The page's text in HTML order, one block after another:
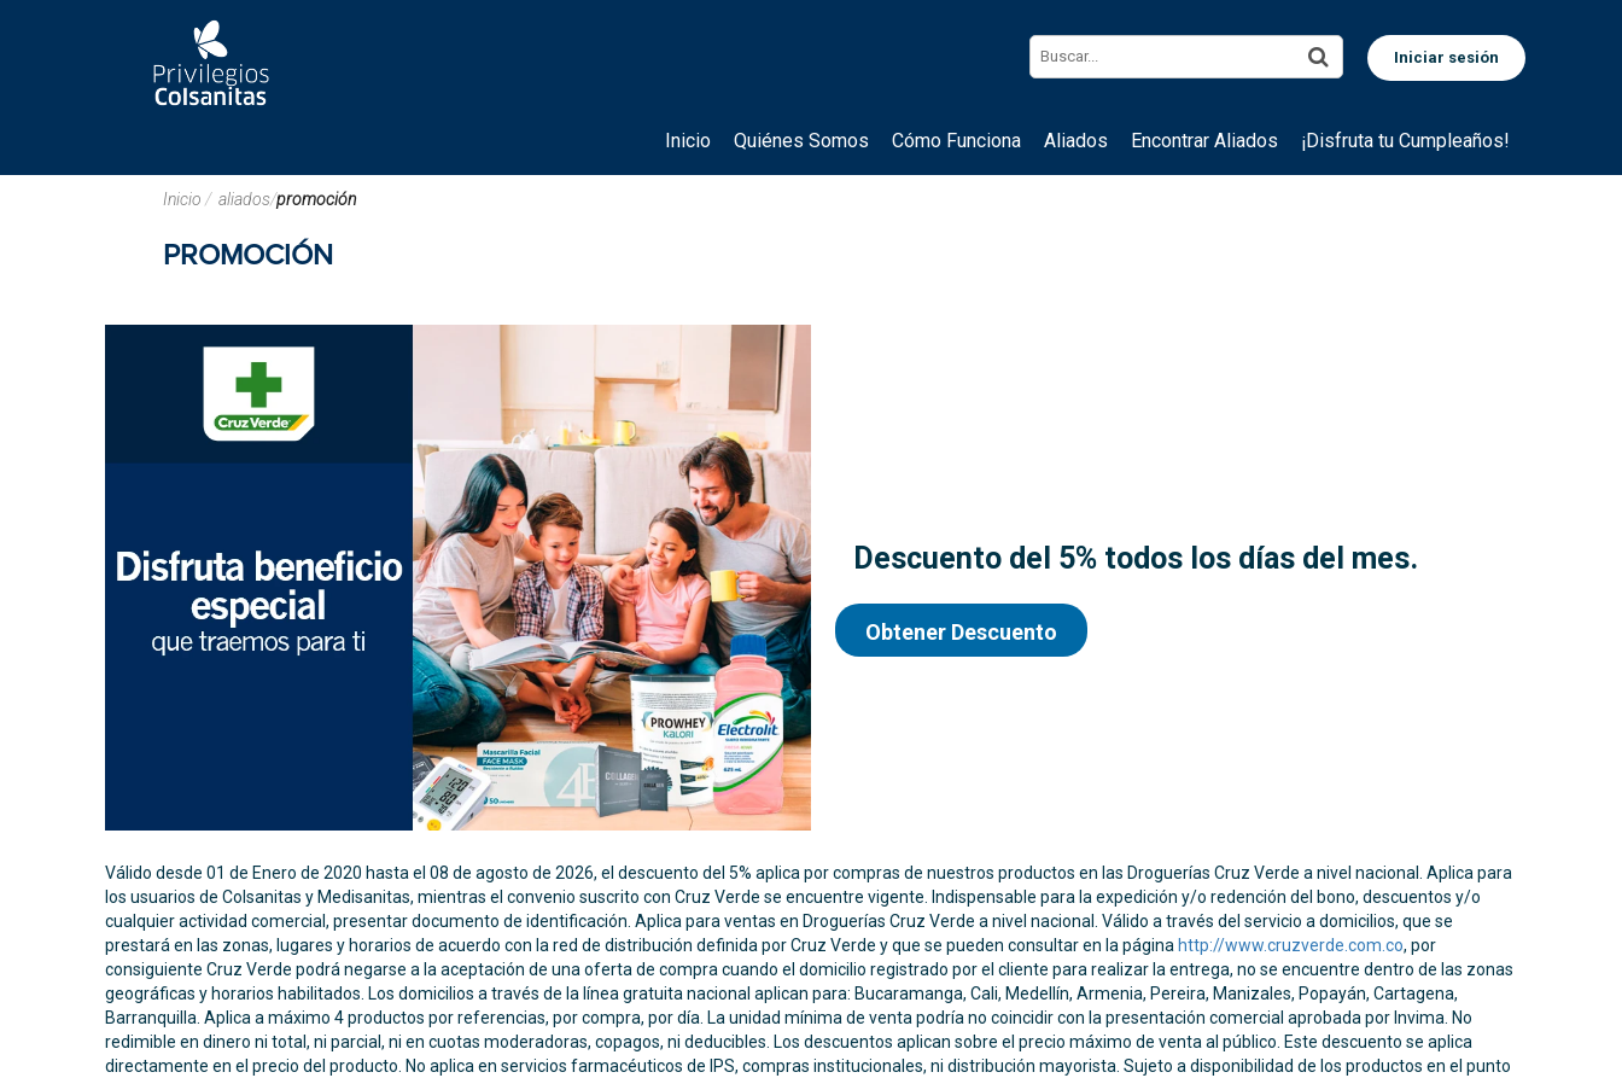
Inicio Quiénes Somos Cómo Funciona Aliados Encontrar Aliados ¡Disfruta tu Cumpleaños!
Inicio/aliados/promoción
PROMOCIÓN
Descuento del 5% todos los días del mes.
Válido desde 01 de Enero de 2020 hasta el 08 de agosto de 2026, el descuento del 5% aplica por compras de nuestros productos en las Droguerías Cruz Verde a nivel nacional. Aplica para
los usuarios de Colsanitas y Medisanitas, mientras el convenio suscrito con Cruz Verde se encuentre vigente. Indispensable para la expedición y/o redención del bono, descuentos y/o
cualquier actividad comercial, presentar documento de identificación. Aplica para ventas en Droguerías Cruz Verde a nivel nacional. Válido a través del servicio a domicilios, que se
prestará en las zonas, lugares y horarios de acuerdo con la red de distribución definida por Cruz Verde y que se pueden consultar en la página http://www.cruzverde.com.co, por
consiguiente Cruz Verde podrá negarse a la aceptación de una oferta de compra cuando el domicilio registrado por el cliente para realizar la entrega, no se encuentre dentro de las zonas
geográficas y horarios habilitados. Los domicilios a través de la línea gratuita nacional aplican para: Bucaramanga, Cali, Medellín, Armenia, Pereira, Manizales, Popayán, Cartagena,
Barranquilla. Aplica a máximo 4 productos por referencias, por compra, por día. La unidad mínima de venta podría no coincidir con la presentación comercial aprobada por Invima. No
redimible en dinero ni total, ni parcial, ni en cuotas moderadoras, copagos, ni deducibles. Los descuentos aplican sobre el precio máximo de venta al público. Este descuento se aplica
directamente en el precio del producto. No aplica en servicios farmacéuticos de IPS, compras institucionales, ni distribución mayorista. Sujeto a disponibilidad de los productos en el punto